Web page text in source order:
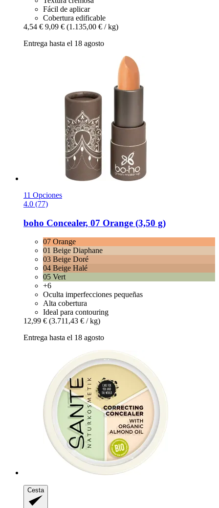
Fácil de aplicar
Cobertura edificable
4,54 € 9,09 € (1.135,00 € / kg)
Entrega hasta el 18 agosto
11 Opciones
4.0 (77)
boho Concealer, 07 Orange (3,50 g)
07 Orange
01 Beige Diaphane
03 Beige Doré
04 Beige Halé
05 Vert
+6
Oculta imperfecciones pequeñas
Alta cobertura
Ideal para contouring
12,99 € (3.711,43 € / kg)
Entrega hasta el 18 agosto
Cesta